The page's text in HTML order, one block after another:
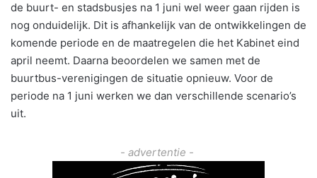
de buurt- en stadsbusjes na 1 juni wel weer gaan rijden is
nog onduidelijk. Dit is afhankelijk van de ontwikkelingen de
komende periode en de maatregelen die het Kabinet eind
april neemt. Daarna beoordelen we samen met de
buurtbus-verenigingen de situatie opnieuw. Voor de
periode na 1 juni werken we dan verschillende scenario’s
uit.
- advertentie -